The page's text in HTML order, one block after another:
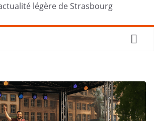
légère de Strasbourg